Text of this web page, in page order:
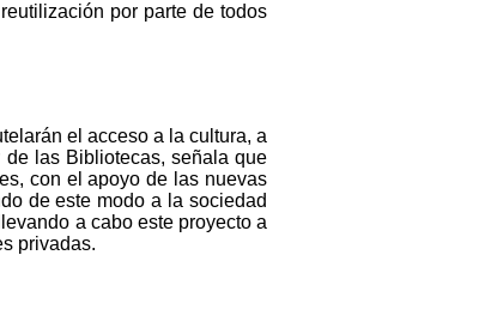
por parte de todos
el acceso a la cultura, a
las Bibliotecas, señala que
con el apoyo de las nuevas
de este modo a la sociedad
a cabo este proyecto a
privadas.